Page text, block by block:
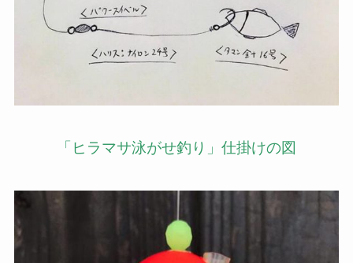
「ヒラマサ泳がせ釣り」仕掛けの図